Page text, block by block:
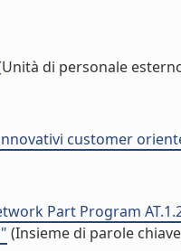
di personale
customer
Part Program
(Insieme di parole